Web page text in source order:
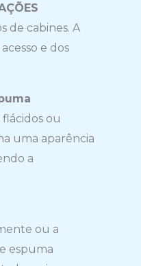
de cabines. A
e dos
ou
uma aparência
a
ou a
espuma